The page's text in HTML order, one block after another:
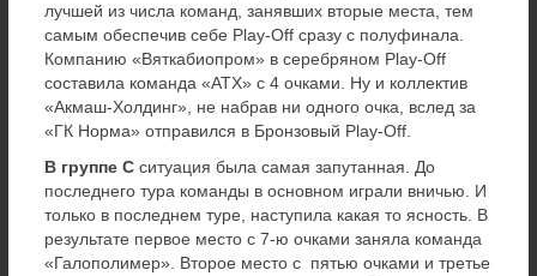
лучшей из числа команд, занявших вторые места, тем
самым обеспечив себе Play-Off сразу с полуфинала.
Компанию «Вяткабиопром» в серебряном Play-Off
составила команда «АТХ» с 4 очками. Ну и коллектив
«Акмаш-Холдинг», не набрав ни одного очка, вслед за
«ГК Норма» отправился в Бронзовый Play-Off.
В группе С ситуация была самая запутанная. До
последнего тура команды в основном играли вничью. И
только в последнем туре, наступила какая то ясность. В
результате первое место с 7-ю очками заняла команда
«Галополимер». Второе место с пятью очками и третье